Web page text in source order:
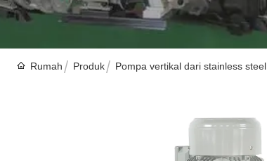
Rumah Produk Pompa vertikal dari stainless steel